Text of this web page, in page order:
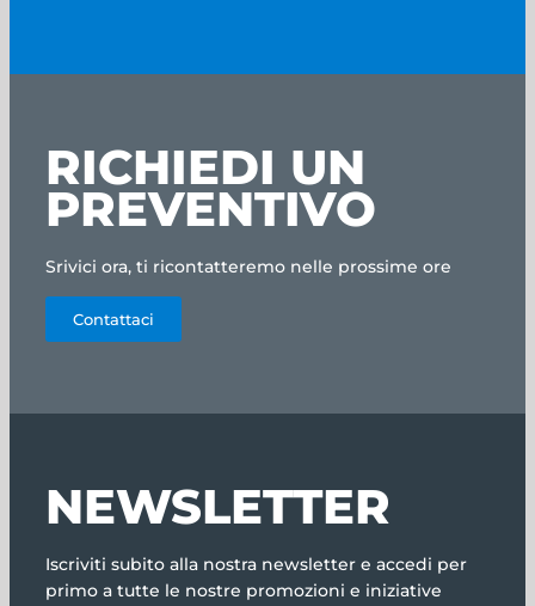
RICHIEDI UN
PREVENTIVO
Srivici ora, ti ricontatteremo nelle prossime ore
Contattaci
NEWSLETTER
Iscriviti subito alla nostra newsletter e accedi per
primo a tutte le nostre promozioni e iniziative